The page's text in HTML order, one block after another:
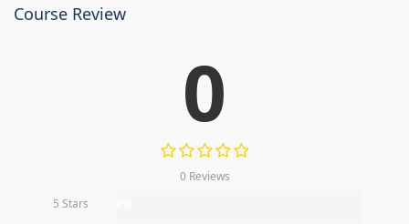
Course Review
0
0 Reviews
5 Stars